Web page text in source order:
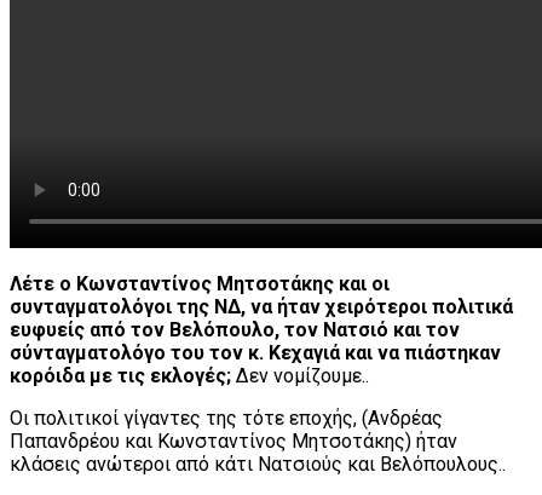
Λέτε ο Κωνσταντίνος Μητσοτάκης και οι
συνταγματολόγοι της ΝΔ, να ήταν χειρότεροι πολιτικά
ευφυείς από τον Βελόπουλο, τον Νατσιό και τον
σύνταγματολόγο του τον κ. Κεχαγιά και να πιάστηκαν
κορόιδα με τις εκλογές; Δεν νομίζουμε..
Οι πολιτικοί γίγαντες της τότε εποχής, (Ανδρέας
Παπανδρέου και Κωνσταντίνος Μητσοτάκης) ήταν
κλάσεις ανώτεροι από κάτι Νατσιούς και Βελόπουλους..